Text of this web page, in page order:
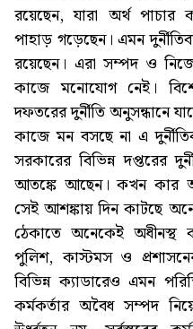
রয়েছেন, যারা অর্থ পাচার
পাহাড় গড়েছেন। এমন
রয়েছেন। এরা সম্পদ ও
কাজে মনোযোগ নেই।
দফতরের দুর্নীতি অনুসন্ধানে
কাজে মন বসছে না এ
সরকারের বিভিন্ন দপ্তরের
আতঙ্কে আছেন। কখন কার
সেই আশঙ্কায় দিন কাটছে
ঠেকাতে অনেকেই অধীনস্থ
পুলিশ, কাস্টমস ও
বিভিন্ন ক্যাডারেও এমন
কর্মকর্তার অবৈধ সম্পদ